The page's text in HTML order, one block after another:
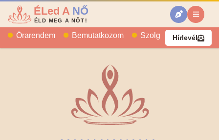
ÉLed A NŐ
ÉLD MEG A NŐT!
Órarendem Bemutatkozom Szolgáltatásaim
Hírlevél